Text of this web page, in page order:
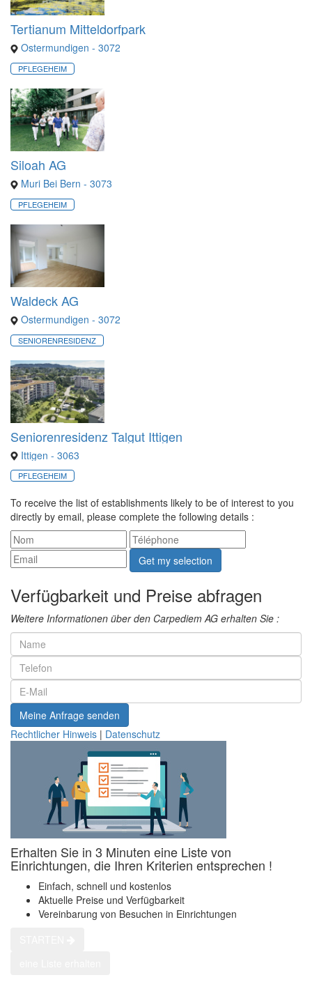
Tertianum Mitteldorfpark
Ostermundigen - 3072
PFLEGEHEIM
Siloah AG
Muri Bei Bern - 3073
PFLEGEHEIM
Waldeck AG
Ostermundigen - 3072
SENIORENRESIDENZ
Seniorenresidenz Talgut Ittigen
Ittigen - 3063
PFLEGEHEIM
To receive the list of establishments likely to be of interest to you
directly by email, please complete the following details :
Get my selection
Verfügbarkeit und Preise abfragen
Weitere Informationen über den Carpediem AG erhalten Sie :
Meine Anfrage senden
Rechtlicher Hinweis | Datenschutz
Erhalten Sie in 3 Minuten eine Liste von
Einrichtungen, die Ihren Kriterien entsprechen !
Einfach, schnell und kostenlos
Aktuelle Preise und Verfügbarkeit
Vereinbarung von Besuchen in Einrichtungen